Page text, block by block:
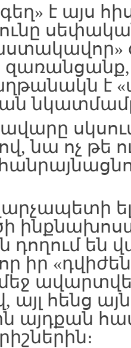
է այս
է
նա ոչ թե
դողում են
իր
հենց
այդքան